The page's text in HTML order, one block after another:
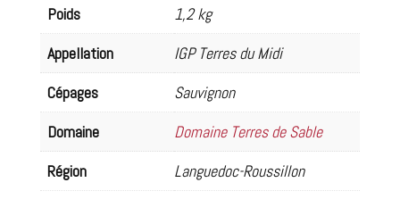
2024
Poids
1,2 kg
Appellation
IGP Terres du Midi
Cépages
Sauvignon
Domaine
Domaine Terres de Sable
Région
Languedoc-Roussillon